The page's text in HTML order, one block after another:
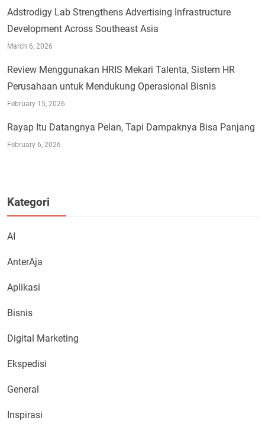
Adstrodigy Lab Strengthens Advertising Infrastructure
Development Across Southeast Asia
March 6, 2026
Review Menggunakan HRIS Mekari Talenta, Sistem HR
Perusahaan untuk Mendukung Operasional Bisnis
February 15, 2026
Rayap Itu Datangnya Pelan, Tapi Dampaknya Bisa Panjang
February 6, 2026
Kategori
AI
AnterAja
Aplikasi
Bisnis
Digital Marketing
Ekspedisi
General
Inspirasi